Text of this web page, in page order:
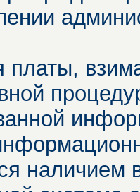
платы,
наличием